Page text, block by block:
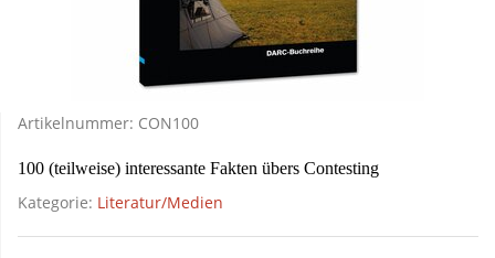
Artikelnummer: CON100
100 (teilweise) interessante Fakten übers Contesting
Kategorie: Literatur/Medien